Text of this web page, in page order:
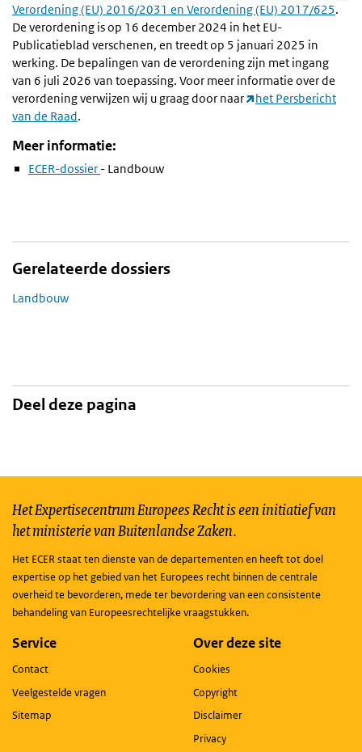
Verordening (EU) 2016/2031 en Verordening (EU) 2017/625.
De verordening is op 16 december 2024 in het EU-
Publicatieblad verschenen, en treedt op 5 januari 2025 in
werking. De bepalingen van de verordening zijn met ingang
van 6 juli 2026 van toepassing. Voor meer informatie over de
verordening verwijzen wij u graag door naar
het Persbericht
van de Raad.
Meer informatie:
ECER-dossier - Landbouw
Gerelateerde dossiers
Landbouw
Deel deze pagina
Het Expertisecentrum Europees Recht is een initiatief van
het ministerie van Buitenlandse Zaken.
Het ECER staat ten dienste van de departementen en heeft tot doel
expertise op het gebied van het Europees recht binnen de centrale
overheid te bevorderen, mede ter bevordering van een consistente
behandeling van Europeesrechtelijke vraagstukken.
Service
Contact
Veelgestelde vragen
Sitemap
Over deze site
Cookies
Copyright
Disclaimer
Privacy